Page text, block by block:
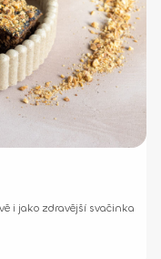
i jako zdravější svačinka